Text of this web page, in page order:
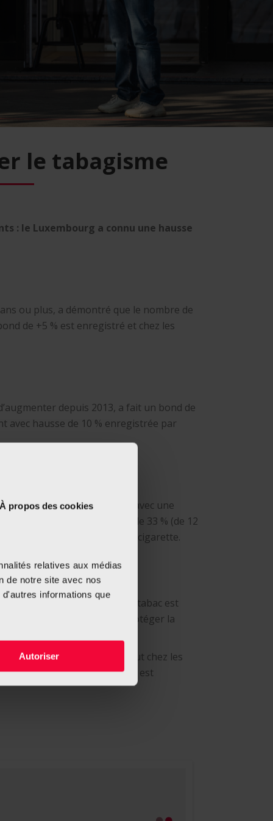
À propos des cookies
relatives aux médias
de notre site avec nos
informations que
Autoriser
le tabagisme
: le Luxembourg a connu une hausse
ou plus, a démontré que le nombre de
de +5 % est enregistré et chez les
depuis 2013, a fait un bond de
avec hausse de 10 % enregistrée par
sur quatre fume la shisha, avec une
progression spectaculaire de 33 % (de 12
toxique supérieure à la cigarette.
la consommation de tabac est
politique anti-tabac pour protéger la
croissante du tabac, surtout chez les
dans d’autres pays et est